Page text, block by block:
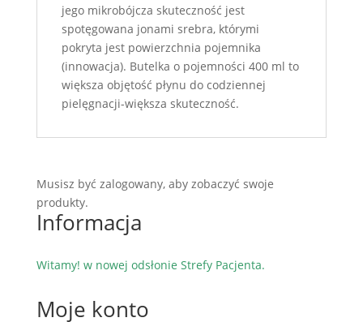
jego mikrobójcza skuteczność jest
spotęgowana jonami srebra, którymi
pokryta jest powierzchnia pojemnika
(innowacja). Butelka o pojemności 400 ml to
większa objętość płynu do codziennej
pielęgnacji-większa skuteczność.
Musisz być zalogowany, aby zobaczyć swoje
produkty.
Informacja
Witamy! w nowej odsłonie Strefy Pacjenta.
Moje konto